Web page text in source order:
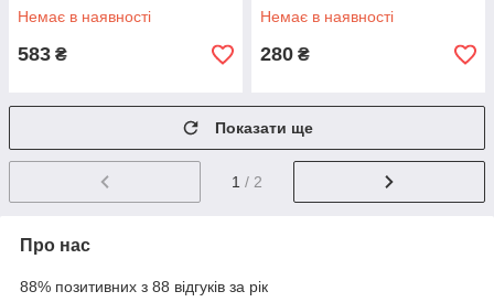
Немає в наявності
583 ₴
Немає в наявності
280 ₴
Показати ще
1 / 2
Про нас
88% позитивних з 88 відгуків за рік